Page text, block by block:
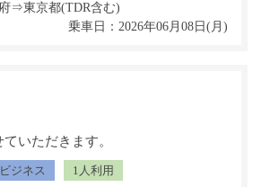
⇒東京都(TDR含む)
乗車日：2026年06月08日(月)
いただきます。
ビジネス
1人利用